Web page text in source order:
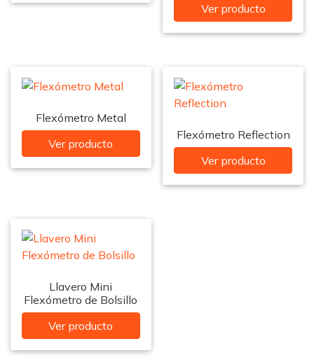
Ver producto
Flexómetro Metal
Ver producto
Flexómetro Reflection
Ver producto
Llavero Mini
Flexómetro de Bolsillo
Ver producto